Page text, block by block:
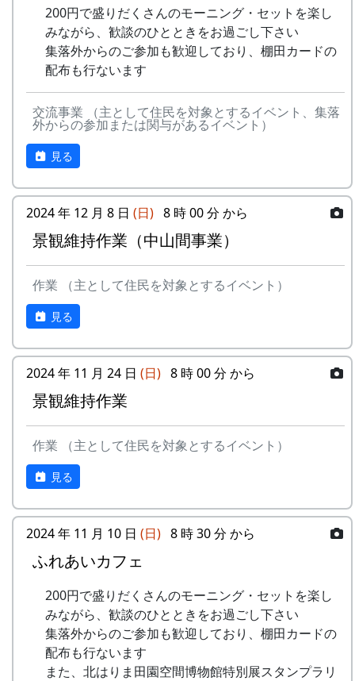
200円で盛りだくさんのモーニング・セットを楽し
みながら、歓談のひとときをお過ごし下さい
集落外からのご参加も歓迎しており、棚田カードの
配布も行ないます
交流事業 （主として住民を対象とするイベント、集落
外からの参加または関与があるイベント）
見る
2024 年 12 月 8 日 (日) 8 時 00 分 から
景観維持作業（中山間事業）
作業 （主として住民を対象とするイベント）
見る
2024 年 11 月 24 日 (日) 8 時 00 分 から
景観維持作業
作業 （主として住民を対象とするイベント）
見る
2024 年 11 月 10 日 (日) 8 時 30 分 から
ふれあいカフェ
200円で盛りだくさんのモーニング・セットを楽し
みながら、歓談のひとときをお過ごし下さい
集落外からのご参加も歓迎しており、棚田カードの
配布も行ないます
また、北はりま田園空間博物館特別展スタンプラリ